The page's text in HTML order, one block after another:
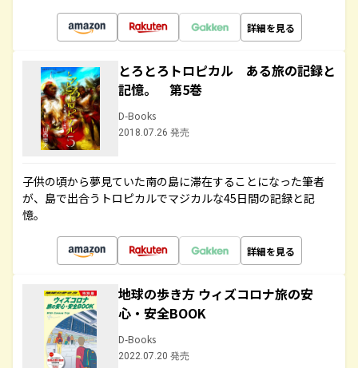
詳細を見る
とろとろトロピカル ある旅の記録と
記憶。 第5巻
D-Books
2018.07.26 発売
子供の頃から夢見ていた南の島に滞在することになった筆者
が、島で出合うトロピカルでマジカルな45日間の記録と記
憶。
詳細を見る
地球の歩き方 ウィズコロナ旅の安
心・安全BOOK
D-Books
2022.07.20 発売